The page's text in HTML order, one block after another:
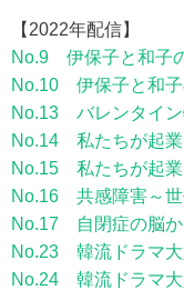
【2022年配信】
No.9 伊保子と和子
No.10 伊保子と和子
No.13 バレンタイン
No.14 私たちが起業
No.15 私たちが起業
No.16 共感障害～世
No.17 自閉症の脳か
No.23 韓流ドラマ大
No.24 韓流ドラマ大